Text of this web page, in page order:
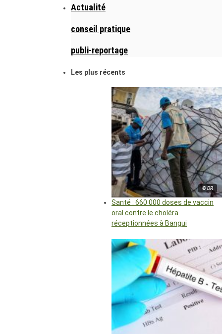
Actualité
conseil pratique
publi-reportage
Les plus récents
© DR
Santé : 660 000 doses de vaccin
oral contre le choléra
réceptionnées à Bangui